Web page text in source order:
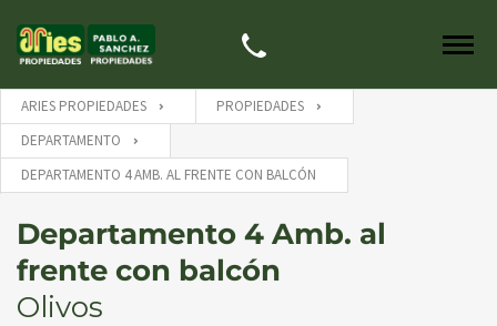
ARIES PROPIEDADES
PROPIEDADES
DEPARTAMENTO
DEPARTAMENTO 4 AMB. AL FRENTE CON BALCÓN
Departamento 4 Amb. al
frente con balcón
Olivos